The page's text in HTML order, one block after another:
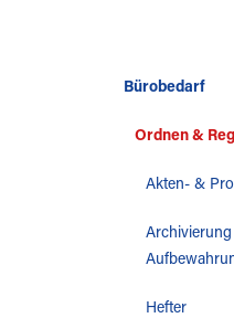
Bürobedarf
Ordnen &
Akten- &
Hefter